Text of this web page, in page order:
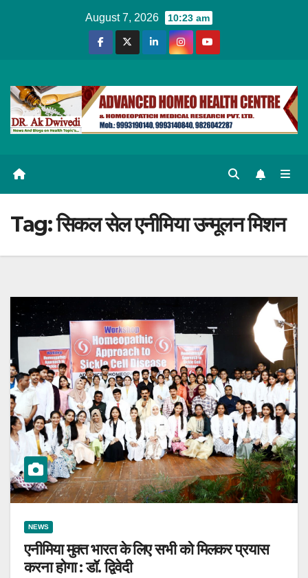
August 7, 2026 10:23 am
Tag:सिकल सेल एनीमिया उन्मूलन मिशन
NEWS
एनीमिया मुक्त भारत के लिए सभी को मिलकर प्रयास
करना होगा : डॉ. द्विवेदी